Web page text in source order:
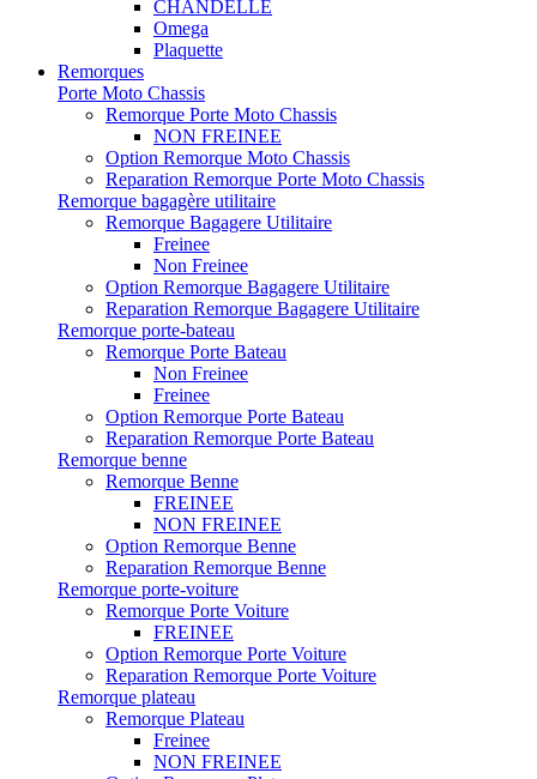
CHANDELLE
Omega
Plaquette
Remorques
Porte Moto Chassis
Remorque Porte Moto Chassis
NON FREINEE
Option Remorque Moto Chassis
Reparation Remorque Porte Moto Chassis
Remorque bagagère utilitaire
Remorque Bagagere Utilitaire
Freinee
Non Freinee
Option Remorque Bagagere Utilitaire
Reparation Remorque Bagagere Utilitaire
Remorque porte-bateau
Remorque Porte Bateau
Non Freinee
Freinee
Option Remorque Porte Bateau
Reparation Remorque Porte Bateau
Remorque benne
Remorque Benne
FREINEE
NON FREINEE
Option Remorque Benne
Reparation Remorque Benne
Remorque porte-voiture
Remorque Porte Voiture
FREINEE
Option Remorque Porte Voiture
Reparation Remorque Porte Voiture
Remorque plateau
Remorque Plateau
Freinee
NON FREINEE